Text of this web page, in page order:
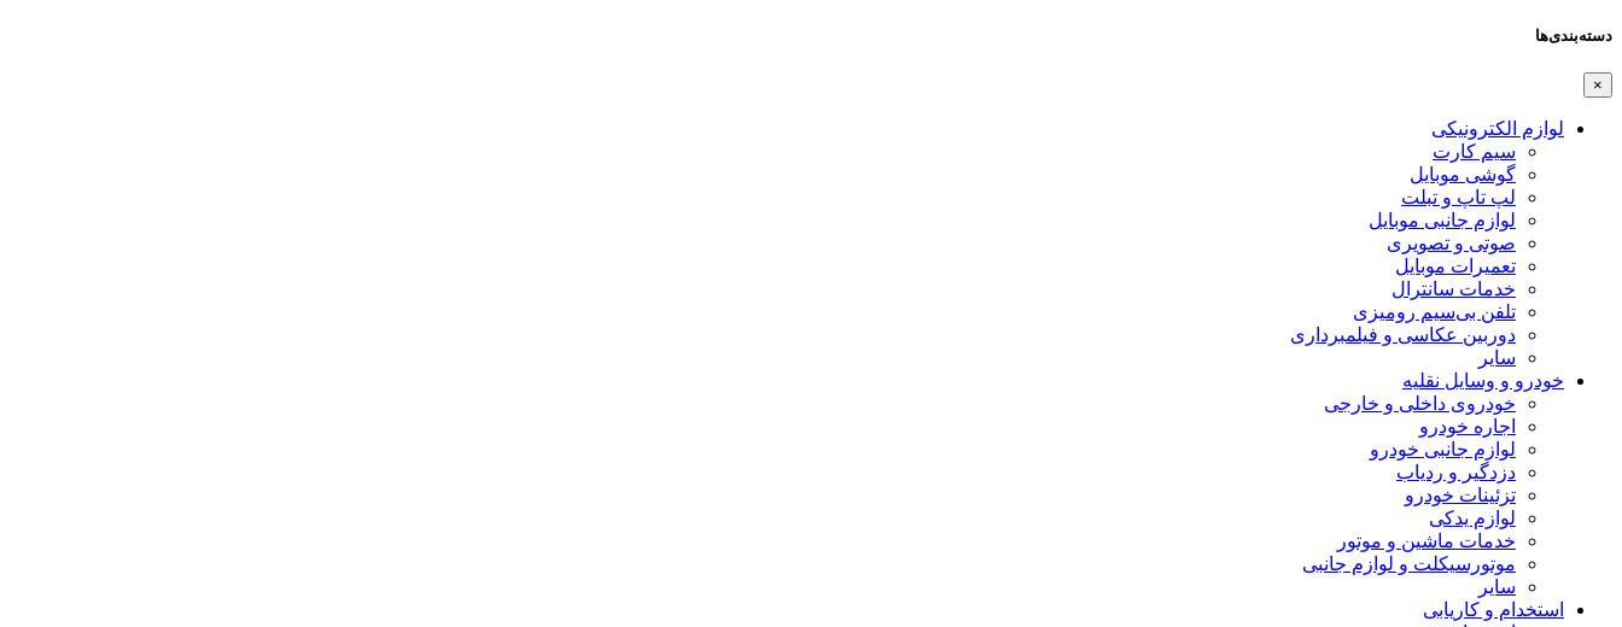
دسته‌بندی‌ها
×
لوازم الکترونیکی
سیم کارت
گوشی موبایل
لپ تاپ و تبلت
لوازم جانبی موبایل
صوتی و تصویری
تعمیرات موبایل
خدمات سانترال
تلفن بی‌سیم رومیزی
دوربین عکاسی و فیلمبرداری
سایر
خودرو و وسایل نقلیه
خودروی داخلی و خارجی
اجاره خودرو
لوازم جانبی خودرو
دزدگیر و ردیاب
تزئینات خودرو
لوازم یدکی
خدمات ماشین و موتور
موتورسیکلت و لوازم جانبی
سایر
استخدام و کاریابی